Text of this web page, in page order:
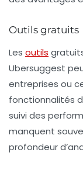
Outils gratuits
Les outils
Ubersuggest
entreprises ou
fonctionnalités
suivi des
manquent
profondeur